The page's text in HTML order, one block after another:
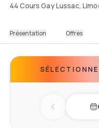
44 Cours Gay Lussac,
Présentation Offres
Previous day